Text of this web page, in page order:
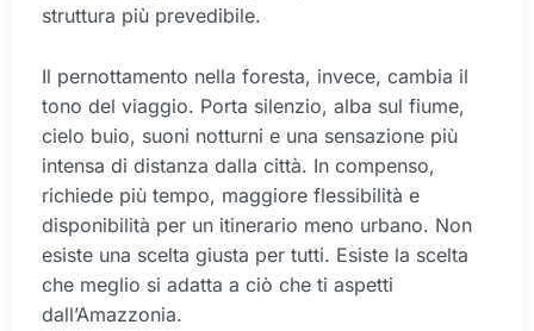
struttura più prevedibile.
Il pernottamento nella foresta, invece, cambia il
tono del viaggio. Porta silenzio, alba sul fiume,
cielo buio, suoni notturni e una sensazione più
intensa di distanza dalla città. In compenso,
richiede più tempo, maggiore flessibilità e
disponibilità per un itinerario meno urbano. Non
esiste una scelta giusta per tutti. Esiste la scelta
che meglio si adatta a ciò che ti aspetti
dall’Amazzonia.